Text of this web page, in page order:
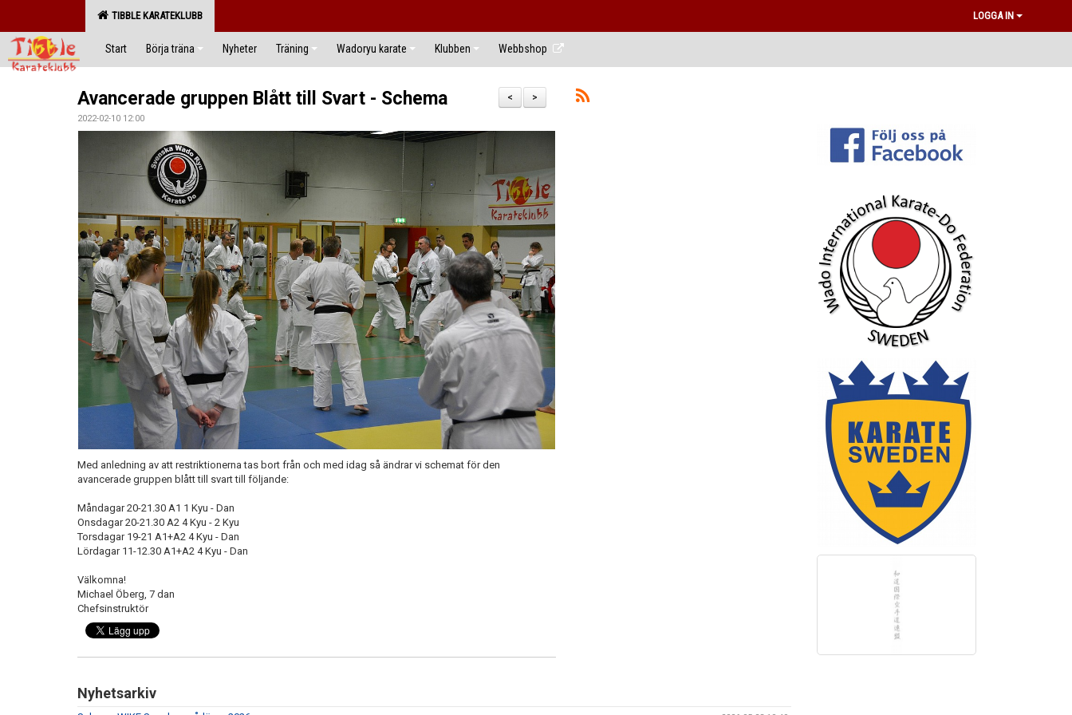
TIBBLE KARATEKLUBB LOGGA IN
Start Börja träna Nyheter Träning Wadoryu karate Klubben Webbshop
>
<
Avancerade gruppen Blått till Svart - Schema
2022-02-10 12:00
Med anledning av att restriktionerna tas bort från och med idag så ändrar vi schemat för den
avancerade gruppen blått till svart till följande:
Måndagar 20-21.30 A1 1 Kyu - Dan
Onsdagar 20-21.30 A2 4 Kyu - 2 Kyu
Torsdagar 19-21 A1+A2 4 Kyu - Dan
Lördagar 11-12.30 A1+A2 4 Kyu - Dan
Välkomna!
Michael Öberg, 7 dan
Chefsinstruktör
Nyhetsarkiv